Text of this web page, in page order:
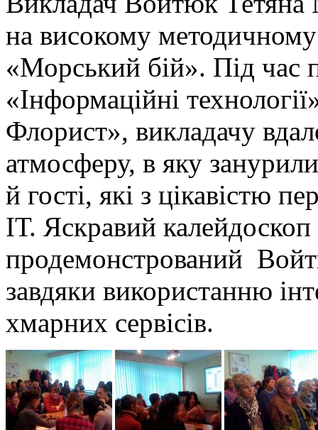
на високому
«Морський бій». Під час
«Інформаційні
Флорист», викладачу
атмосферу, в яку
й гості, які з цікавістю
ІТ. Яскравий
продемонстрований
завдяки використанню
хмарних сервісів.